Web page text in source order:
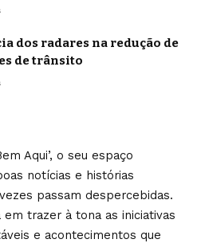
dos radares na redução de
de trânsito
Aqui’, o seu espaço
notícias e histórias
passam despercebidas.
trazer à tona as iniciativas
e acontecimentos que